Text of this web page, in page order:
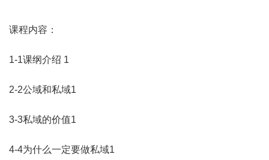
课程内容：
1-1课纲介绍 1
2-2公域和私域1
3-3私域的价值1
4-4为什么一定要做私域1